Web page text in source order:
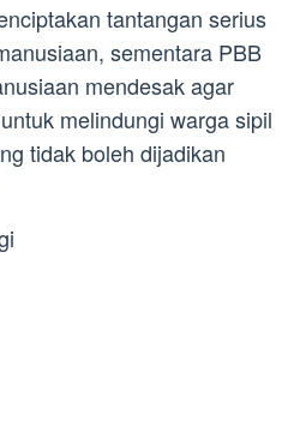
tantangan serius
sementara PBB
mendesak agar
melindungi warga sipil
tidak boleh dijadikan